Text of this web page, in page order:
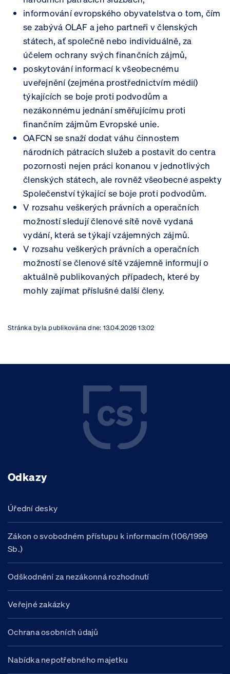
informování evropského obyvatelstva o tom, čím
se zabývá OLAF a jeho partneři v členských
státech, ať společně nebo individuálně, za
účelem ochrany svých finančních zájmů,
poskytování informací k všeobecnému
uveřejnění (zejména prostřednictvím médií)
týkajících se boje proti podvodům a
nezákonnému jednání směřujícímu proti
finančním zájmům Evropské unie.
OAFCN se snaží dodat váhu činnostem
národních pátracích služeb a postavit do centra
pozornosti nejen práci konanou v jednotlivých
členských státech, ale rovněž všeobecné aspekty
Společenství týkající se boje proti podvodům.
V rozsahu veškerých právních a operačních
možností sledují členové sítě nově vydaná
vydání, která se týkají vzájemných zájmů.
V rozsahu veškerých právních a operačních
možností se členové sítě vzájemně informují o
aktuálně publikovaných případech, které by
mohly zajímat příslušné další členy. ​
Stránka byla publikována dne: 13.04.2026 13:02
Odkazy
Úřední desky
Zákon o svobodném přístupu k informacím (106/1999
Sb.)
Odškodnění za nezákonná rozhodnutí
Veřejné zakázky
Ochrana osobních údajů
Nabídka nepotřebného majetku